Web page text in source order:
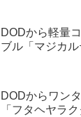
DODから軽量
ブル「マジカ
DODからワン
「フタヘヤラ